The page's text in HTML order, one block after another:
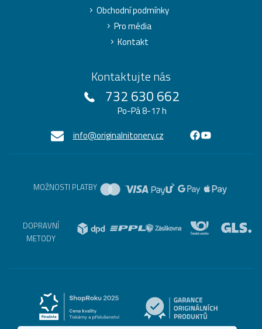
Obchodní podmínky
Pro média
Kontakt
Kontaktujte nás
732 630 662
Po-Pá 8-17 h
info@originalnitonery.cz
MOŽNOSTI PLATBY
DOPRAVNÍ
METODY